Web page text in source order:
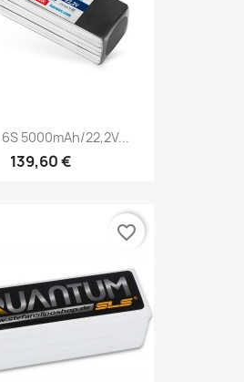
6S 5000mAh/22,2V...
139,60 €
favorite_border